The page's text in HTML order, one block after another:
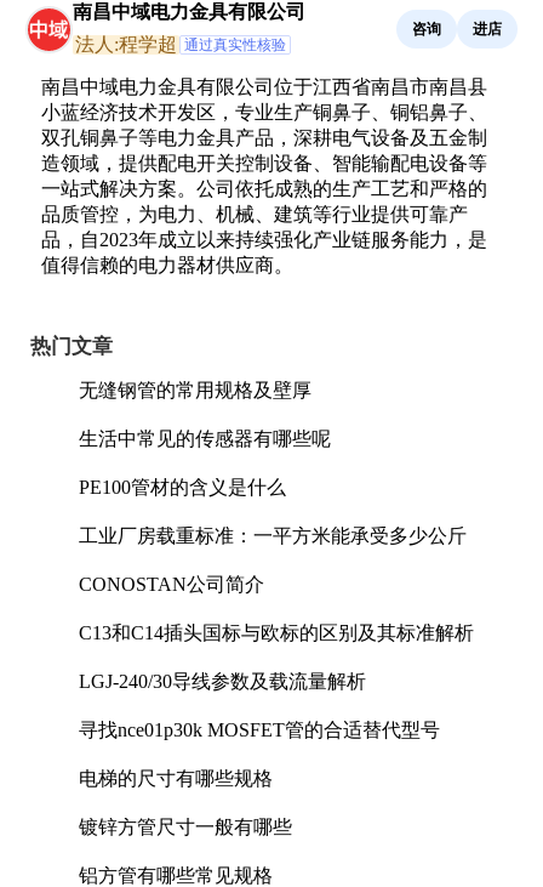
南昌中域电力金具有限公司
法人:程学超 通过真实性核验
咨询 进店
南昌中域电力金具有限公司位于江西省南昌市南昌县
小蓝经济技术开发区，专业生产铜鼻子、铜铝鼻子、
双孔铜鼻子等电力金具产品，深耕电气设备及五金制
造领域，提供配电开关控制设备、智能输配电设备等
一站式解决方案。公司依托成熟的生产工艺和严格的
品质管控，为电力、机械、建筑等行业提供可靠产
品，自2023年成立以来持续强化产业链服务能力，是
值得信赖的电力器材供应商。
热门文章
无缝钢管的常用规格及壁厚
生活中常见的传感器有哪些呢
PE100管材的含义是什么
工业厂房载重标准：一平方米能承受多少公斤
CONOSTAN公司简介
C13和C14插头国标与欧标的区别及其标准解析
LGJ-240/30导线参数及载流量解析
寻找nce01p30k MOSFET管的合适替代型号
电梯的尺寸有哪些规格
镀锌方管尺寸一般有哪些
铝方管有哪些常见规格